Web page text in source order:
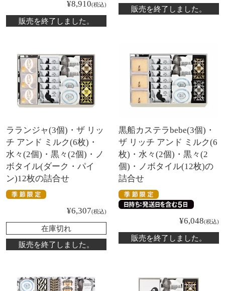
¥8,910 税込
販売を終了しました。
販売を終了しました。
ラランジャ(3個)・ザ リッ
チ アンド ミルク(6枚)・
水々(2個)・黒々(2個)・ノ
ボタイル(ダーク・パイ
ン)12枚の詰合せ
¥6,307 税込
在庫切れ
販売を終了しました。
黒船カステラbebe(3個)・
ザ リッチ アンド ミルク(6
枚)・水々(2個)・黒々(2
個)・ノボタイル(12枚)の
詰合せ
¥6,048 税込
販売を終了しました。